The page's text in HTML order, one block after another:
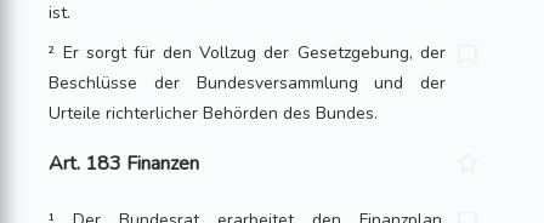
ist.
² Er sorgt für den Vollzug der Gesetzgebung, der
Beschlüsse der Bundesversamm­lung und der
Urteile richterlicher Behörden des Bundes.
Art. 183 Finanzen